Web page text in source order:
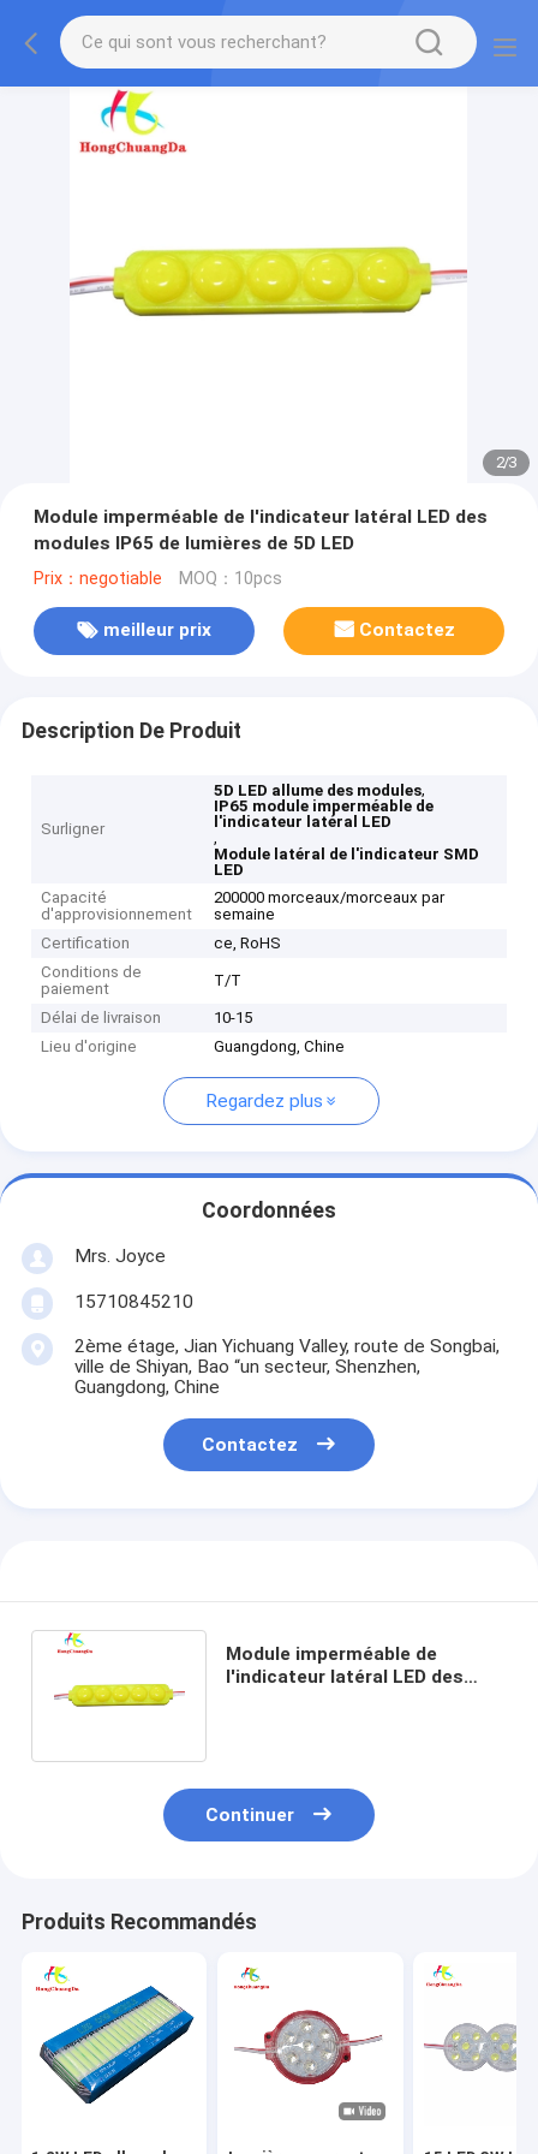
2/3
Module imperméable de l'indicateur latéral LED des
modules IP65 de lumières de 5D LED
Prix：negotiable MOQ：10pcs
meilleur prix Contactez
Description De Produit
Surligner
5D LED allume des modules,
IP65 module imperméable de
l'indicateur latéral LED
,
Module latéral de l'indicateur SMD
LED
Capacité
d'approvisionnement
200000 morceaux/morceaux par
semaine
Certification
ce, RoHS
Conditions de
paiement
T/T
Délai de livraison
10-15
Lieu d'origine
Guangdong, Chine
Regardez plus
Coordonnées
Mrs. Joyce
15710845210
2ème étage, Jian Yichuang Valley, route de Songbai,
ville de Shiyan, Bao “un secteur, Shenzhen,
Guangdong, Chine
Contactez
Module imperméable de
l'indicateur latéral LED des
Continuer
Produits Recommandés